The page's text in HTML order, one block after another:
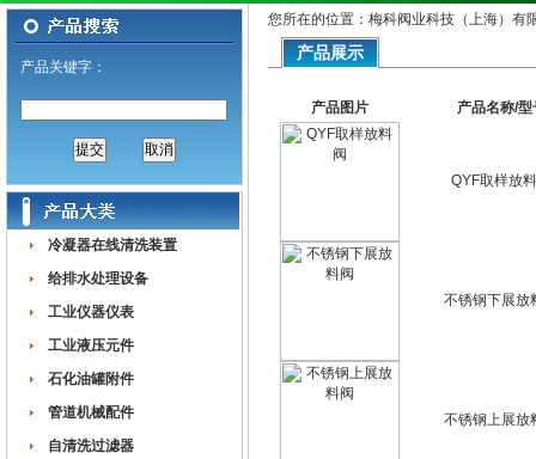
产品关键字：
冷凝器在线清洗装置
给排水处理设备
工业仪器仪表
工业液压元件
石化油罐附件
管道机械配件
自清洗过滤器
您所在的位置：梅科阀业科技（上海）有
产品展示
产品图片 产品名称/型
QYF取样放
不锈钢下展放
不锈钢上展放